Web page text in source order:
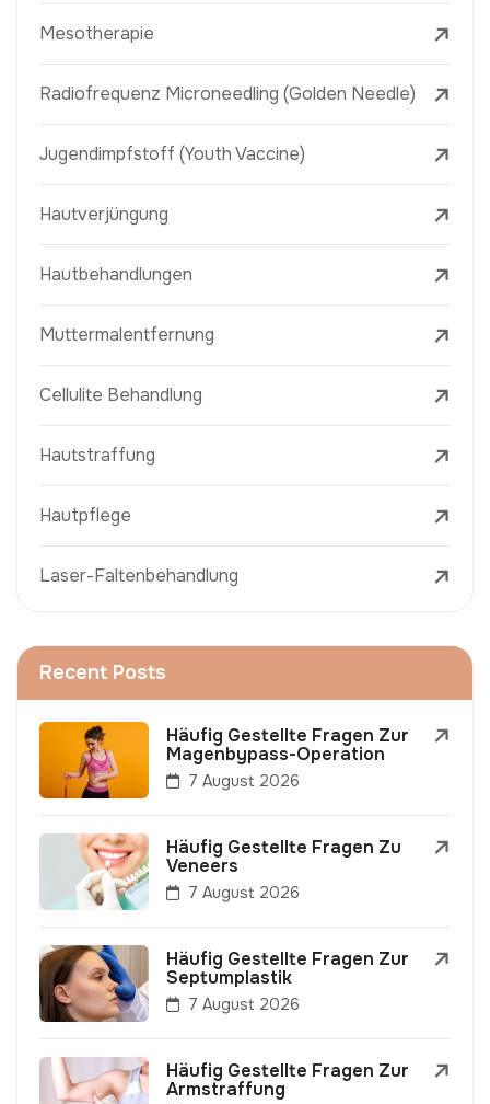
Mesotherapie
Radiofrequenz Microneedling (Golden Needle)
Jugendimpfstoff (Youth Vaccine)
Hautverjüngung
Hautbehandlungen
Muttermalentfernung
Cellulite Behandlung
Hautstraffung
Hautpflege
Laser-Faltenbehandlung
Recent Posts
Häufig Gestellte Fragen Zur
Magenbypass-Operation
7 August 2026
Häufig Gestellte Fragen Zu
Veneers
7 August 2026
Häufig Gestellte Fragen Zur
Septumplastik
7 August 2026
Häufig Gestellte Fragen Zur
Armstraffung